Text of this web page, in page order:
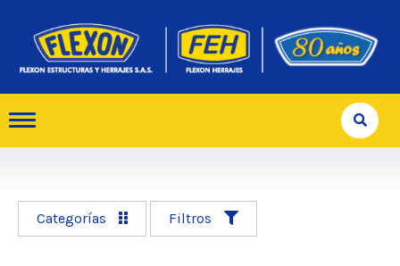
Categorías Filtros